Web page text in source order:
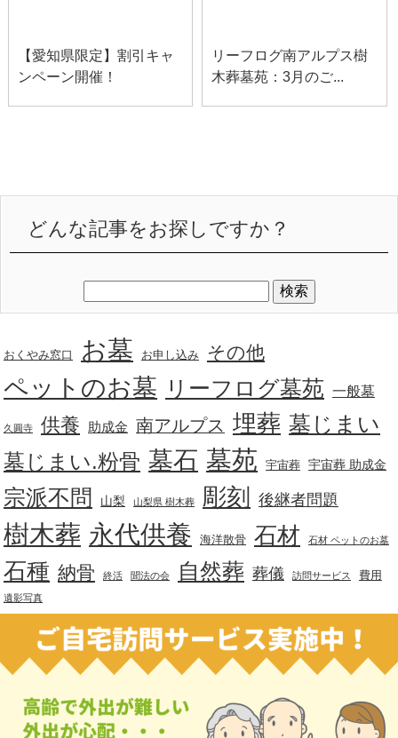
【愛知県限定】割引キャ
ンペーン開催！
リーフログ南アルプス樹
木葬墓苑：3月のご...
どんな記事をお探しですか？
おくやみ窓口 お墓 お申し込み その他
ペットのお墓 リーフログ墓苑 一般墓
久圓寺 供養 助成金 南アルプス 埋葬 墓じまい
墓じまい.粉骨 墓石 墓苑 宇宙葬 宇宙葬 助成金
宗派不問 山梨 山梨県 樹木葬 彫刻 後継者問題
樹木葬 永代供養 海洋散骨 石材 石材 ペットのお墓
石種 納骨 終活 聞法の会 自然葬 葬儀 訪問サービス 費用
遺影写真